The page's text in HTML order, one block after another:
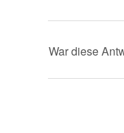
War diese